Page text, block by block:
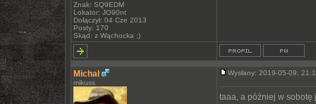
Znak: SQ9EDM
Lokator: JO90nt
Dołączył: 04 Cze 2013
Posty: 170
Skąd: z Wąchocka ;)
Michał
mikuss
Wysłany: 2019-05-09,
taaa, a później w